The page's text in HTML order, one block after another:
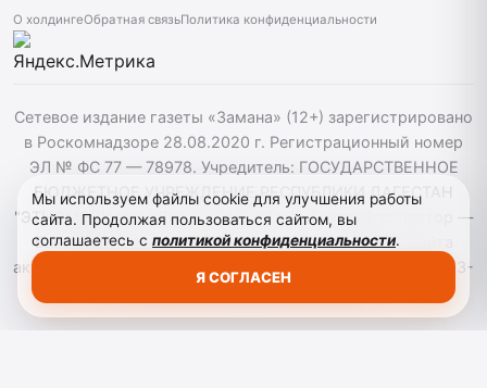
О холдингеОбратная связьПолитика конфиденциальности
Сетевое издание газеты «Замана» (12+) зарегистрировано
в Роскомнадзоре 28.08.2020 г. Регистрационный номер
ЭЛ № ФС 77 — 78978. Учредитель: ГОСУДАРСТВЕННОЕ
БЮДЖЕТНОЕ УЧРЕЖДЕНИЕ РЕСПУБЛИКИ ДАГЕСТАН
"ЭТНОМЕДИАХОЛДИНГ "ДАГЕСТАН". Главный редактор —
Багомедов Р.Р. При использовании материалов сайта
активная гиперссылка на zamana.info обязательна. ©️ 2013-
Мы используем файлы cookie для улучшения работы
сайта. Продолжая пользоваться сайтом, вы
соглашаетесь с политикой конфиденциальности.
Я СОГЛАСЕН